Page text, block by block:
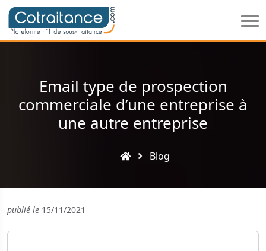
Email type de prospection
commerciale d’une entreprise à
une autre entreprise
Blog
publié le 15/11/2021